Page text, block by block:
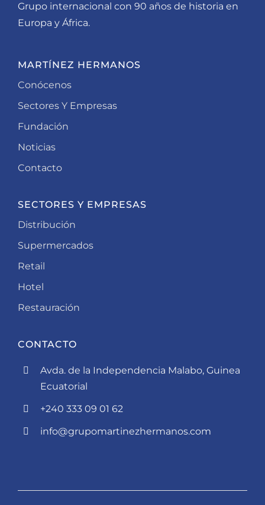
Grupo internacional con 90 años de historia en
Europa y África.
MARTÍNEZ HERMANOS
Conócenos
Sectores Y Empresas
Fundación
Noticias
Contacto
SECTORES Y EMPRESAS
Distribución
Supermercados
Retail
Hotel
Restauración
CONTACTO
Avda. de la Independencia Malabo, Guinea
Ecuatorial
+240 333 09 01 62
info@grupomartinezhermanos.com